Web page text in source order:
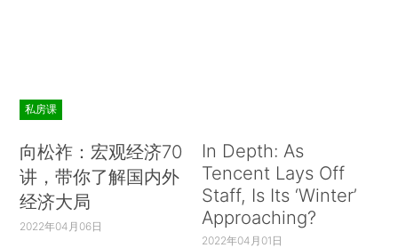
私房课
向松祚：宏观经济70
讲，带你了解国内外
经济大局
2022年04月06日
In Depth: As
Tencent Lays Off
Staff, Is Its ‘Winter’
Approaching?
2022年04月01日